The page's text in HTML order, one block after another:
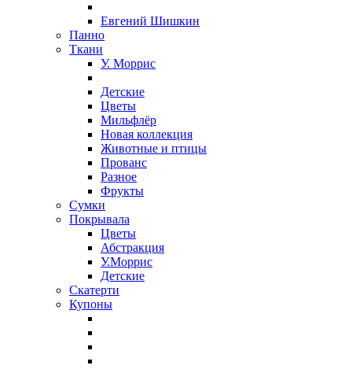
Евгений Шишкин
Панно
Ткани
У. Моррис
Детские
Цветы
Мильфлёр
Новая коллекция
Животные и птицы
Прованс
Разное
Фрукты
Сумки
Покрывала
Цветы
Абстракция
У.Моррис
Детские
Скатерти
Купоны